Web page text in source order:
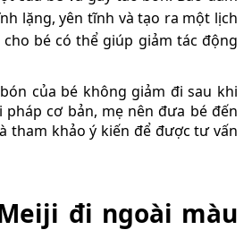
lặng, yên tĩnh và tạo ra một lịch
bé có thể giúp giảm tác động
của bé không giảm đi sau khi
cơ bản, mẹ nên đưa bé đến
tham khảo ý kiến để được tư vấn
đi ngoài màu